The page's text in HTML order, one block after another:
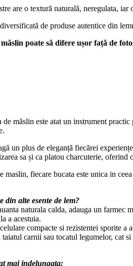
are o textură naturală, neregulata,
de produse autentice din
poate să difere ușor față de
măslin este atat un instrument
un plus de eleganță fiecărei
sa și ca platou charcuterie, oferind
fiecare bucata este unica in
din alte esente de lem?
naturala calda, adauga un farmec
a acestuia.
compacte si rezistentei sporite
carnii sau tocatul legumelor, cat
mai indelungata: